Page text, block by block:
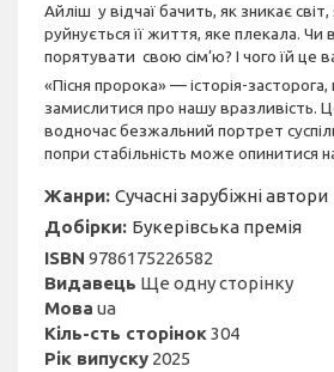
Айліш у відчаї бачить, як зникає
руйнується її життя, яке плекала. Чи
порятувати свою сім’ю? І чого їй це
«Пісня пророка» — історія-
замислитися про нашу вразливість.
водночас безжальний портрет
попри стабільність може опинитися
Жанри: Сучасні зарубіжні автори
Добірки: Букерівська премія
ISBN 9786175226582
Видавець Ще одну сторінку
Мова ua
Кіль-сть сторінок304
Рік випуску 2025